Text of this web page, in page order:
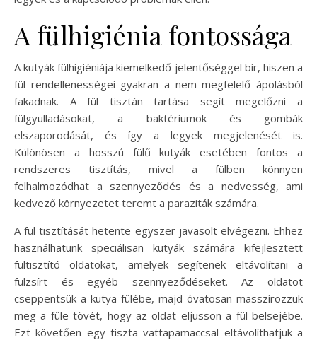
A fülhigiénia fontossága
A kutyák fülhigiéniája kiemelkedő jelentőséggel bír, hiszen a
fül rendellenességei gyakran a nem megfelelő ápolásból
fakadnak. A fül tisztán tartása segít megelőzni a
fülgyulladásokat, a baktériumok és gombák
elszaporodását, és így a legyek megjelenését is.
Különösen a hosszú fülű kutyák esetében fontos a
rendszeres tisztítás, mivel a fülben könnyen
felhalmozódhat a szennyeződés és a nedvesség, ami
kedvező környezetet teremt a paraziták számára.
A fül tisztítását hetente egyszer javasolt elvégezni. Ehhez
használhatunk speciálisan kutyák számára kifejlesztett
fültisztító oldatokat, amelyek segítenek eltávolítani a
fülzsírt és egyéb szennyeződéseket. Az oldatot
cseppentsük a kutya fülébe, majd óvatosan masszírozzuk
meg a füle tövét, hogy az oldat eljusson a fül belsejébe.
Ezt követően egy tiszta vattapamaccsal eltávolíthatjuk a